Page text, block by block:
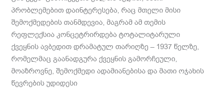
პრობლემებით დაინტერესება, რაც მთელი მისი
შემოქმედების თანმდევია, მაგრამ ამ თემის
რეფლექსია კონცეტრირდება ტოტალიტარული
ქვეყნის ავბედით დრამატულ თარიღზე – 1937 წელზე,
რომელმაც გაანადგურა ქვეყნის გამორჩეული,
მოაზროვნე, შემოქმედი ადამიანებისა და მათი ოჯახის
წევრების უდიდესი